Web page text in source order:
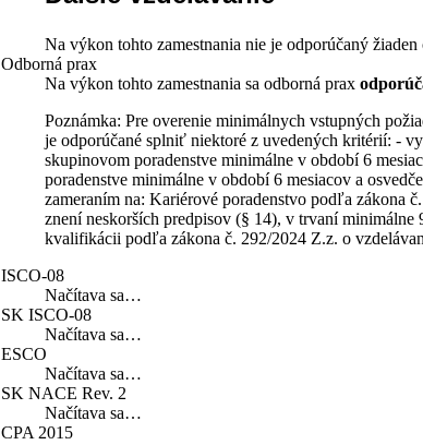
Na výkon tohto zamestnania nie je odporúčaný
Odborná prax
Na výkon tohto zamestnania sa odborná prax
Poznámka: Pre overenie minimálnych vstupných
je odporúčané splniť niektoré z uvedených kritérií: -
skupinovom poradenstve minimálne v období 6
poradenstve minimálne v období 6 mesiacov a
zameraním na: Kariérové poradenstvo podľa zákona
znení neskorších predpisov (§ 14), v trvaní
kvalifikácii podľa zákona č. 292/2024 Z.z. o
ISCO-08
Načítava sa…
SK ISCO-08
Načítava sa…
ESCO
Načítava sa…
SK NACE Rev. 2
Načítava sa…
CPA 2015